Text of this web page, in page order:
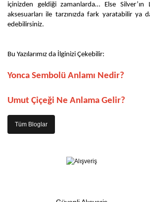
içinizden geldiği zamanlarda… Else Silver’ın
aksesuarları ile tarzınızda fark yaratabilir ya
edebilirsiniz.
Bu Yazılarımız da İlginizi Çekebilir:
Yonca Sembolü Anlamı Nedir?
Umut Çiçeği Ne Anlama Gelir?
Tüm Bloglar